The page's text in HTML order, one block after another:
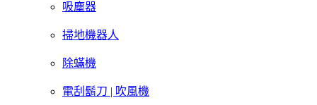
吸塵器
掃地機器人
除蟎機
電刮鬍刀 | 吹風機